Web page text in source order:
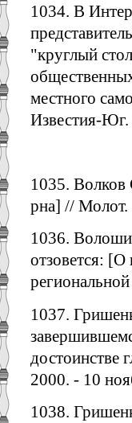
1034. В
"круглый
местного
Известия-
1035.
рна] // Молот.
1036.
отзовется:
1037.
достоинстве
2000. - 10
1038.